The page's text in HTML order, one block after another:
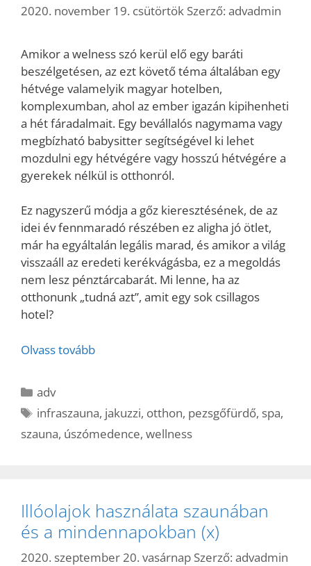
2020. november 19. csütörtök Szerző: advadmin
Amikor a welness szó kerül elő egy baráti
beszélgetésen, az ezt követő téma általában egy
hétvége valamelyik magyar hotelben,
komplexumban, ahol az ember igazán kipihenheti
a hét fáradalmait. Egy bevállalós nagymama vagy
megbízható babysitter segítségével ki lehet
mozdulni egy hétvégére vagy hosszú hétvégére a
gyerekek nélkül is otthonról.
Ez nagyszerű módja a gőz kieresztésének, de az
idei év fennmaradó részében ez aligha jó ötlet,
már ha egyáltalán legális marad, és amikor a világ
visszaáll az eredeti kerékvágásba, ez a megoldás
nem lesz pénztárcabarát. Mi lenne, ha az
otthonunk „tudná azt”, amit egy sok csillagos
hotel?
Olvass tovább
Kategória
adv
Címkék
infraszauna, jakuzzi, otthon, pezsgőfürdő, spa,
szauna, úszómedence, wellness
Illóolajok használata szaunában
és a mindennapokban (x)
2020. szeptember 20. vasárnap Szerző: advadmin